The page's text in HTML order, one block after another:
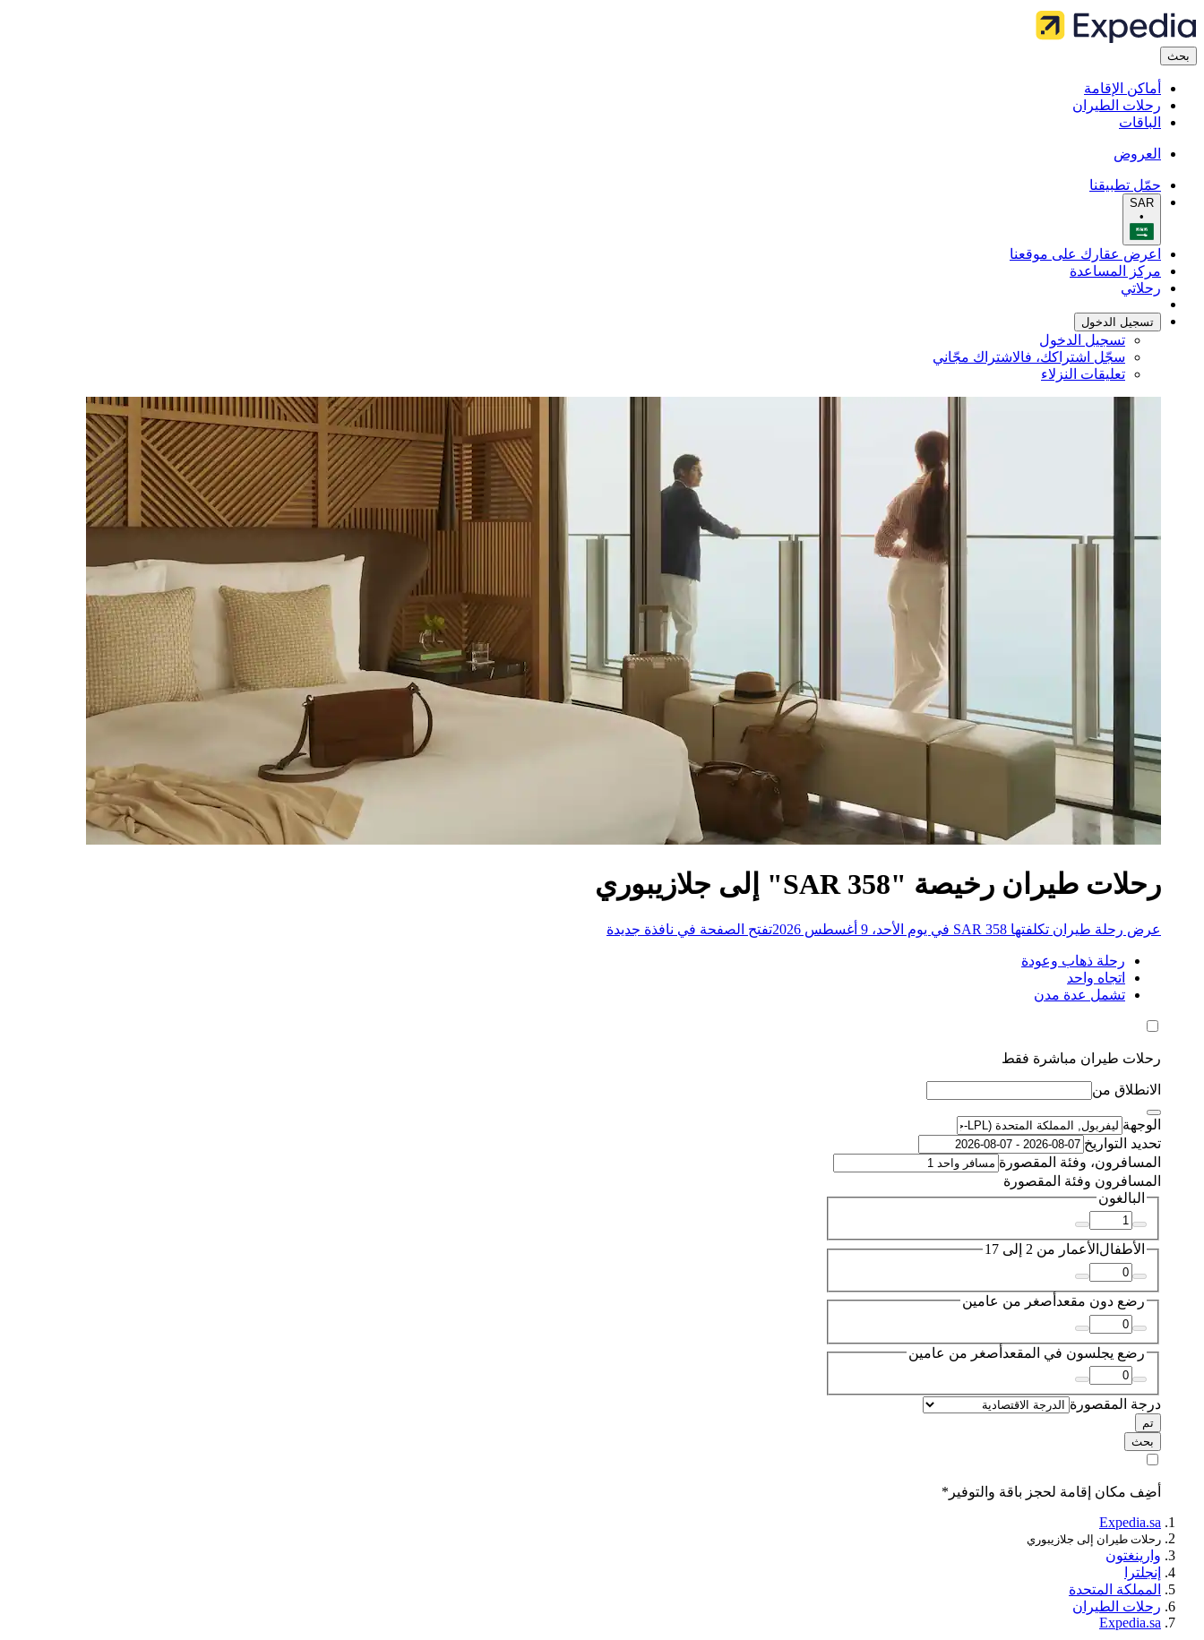
بحث
أماكن الإقامة
رحلات الطيران
الباقات
العروض
حمّل تطبيقنا
SAR
•
اعرض عقارك على موقعنا
مركز المساعدة
رحلاتي
تسجيل الدخول
تسجيل الدخول
سجّل اشتراكك، فالاشتراك مجّاني
تعليقات النزلاء
رحلات طيران رخيصة "SAR 358" إلى جلازيبوري
عرض رحلة طيران تكلفتها SAR 358 في يوم الأحد، 9 أغسطس 2026 تفتح الصفحة في نافذة جديدة
رحلة ذهاب وعودة
اتجاه واحد
تشمل عدة مدن
رحلات طيران مباشرة فقط
الانطلاق من
الوجهة
تحديد التواريخ
المسافرون، وفئة المقصورة
المسافرون وفئة المقصورة
البالغون
الأطفال الأعمار من 2 إلى 17
رضع دون مقعد أصغر من عامين
رضع يجلسون في المقعد أصغر من عامين
درجة المقصورة
تم
بحث
أضِف مكان إقامة لحجز باقة والتوفير*
Expedia.sa
رحلات طيران إلى جلازيبوري
وارينغتون
إنجلترا
المملكة المتحدة
رحلات الطيران
Expedia.sa